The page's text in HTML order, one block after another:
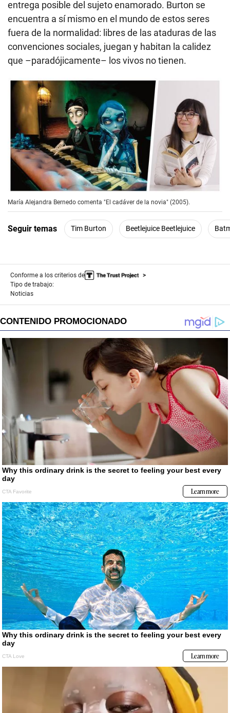
entrega posible del sujeto enamorado. Burton se
encuentra a sí mismo en el mundo de estos seres
fuera de la normalidad: libres de las ataduras de las
convenciones sociales, juegan y habitan la calidez
que –paradójicamente– los vivos no tienen.
María Alejandra Bernedo comenta "El cadáver de la novia" (2005).
Seguir temas Tim Burton Beetlejuice Beetlejuice
Conforme a los criterios de
Tipo de trabajo:
Noticias